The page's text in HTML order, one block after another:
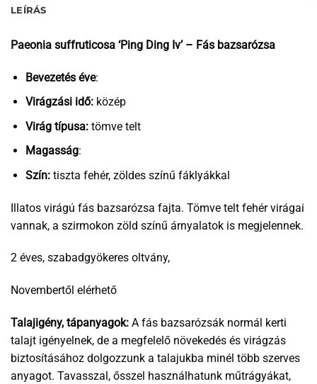
LEÍRÁS
Paeonia suffruticosa ‘Ping Ding Iv’ – Fás bazsarózsa
Bevezetés éve:
Virágzási idő:közép
Virág típusa:tömve telt
Magasság:
Szín:tiszta fehér, zöldes színű fáklyákkal
Illatos virágú fás bazsarózsa fajta. Tömve telt fehér virágai
vannak, a szirmokon zöld színű árnyalatok is megjelennek.
2 éves, szabadgyökeres oltvány,
Novembertől elérhető
Talajigény, tápanyagok: A fás bazsarózsák normál kerti
talajt igényelnek, de a megfelelő növekedés és virágzás
biztosításához dolgozzunk a talajukba minél több szerves
anyagot. Tavasszal, ősszel használhatunk műtrágyákat,